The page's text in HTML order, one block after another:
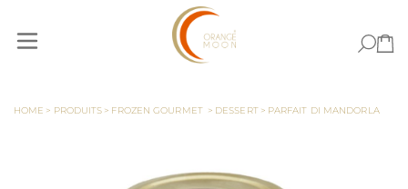
HOME > PRODUITS > FROZEN GOURMET > DESSERT > PARFAIT DI MANDORLA